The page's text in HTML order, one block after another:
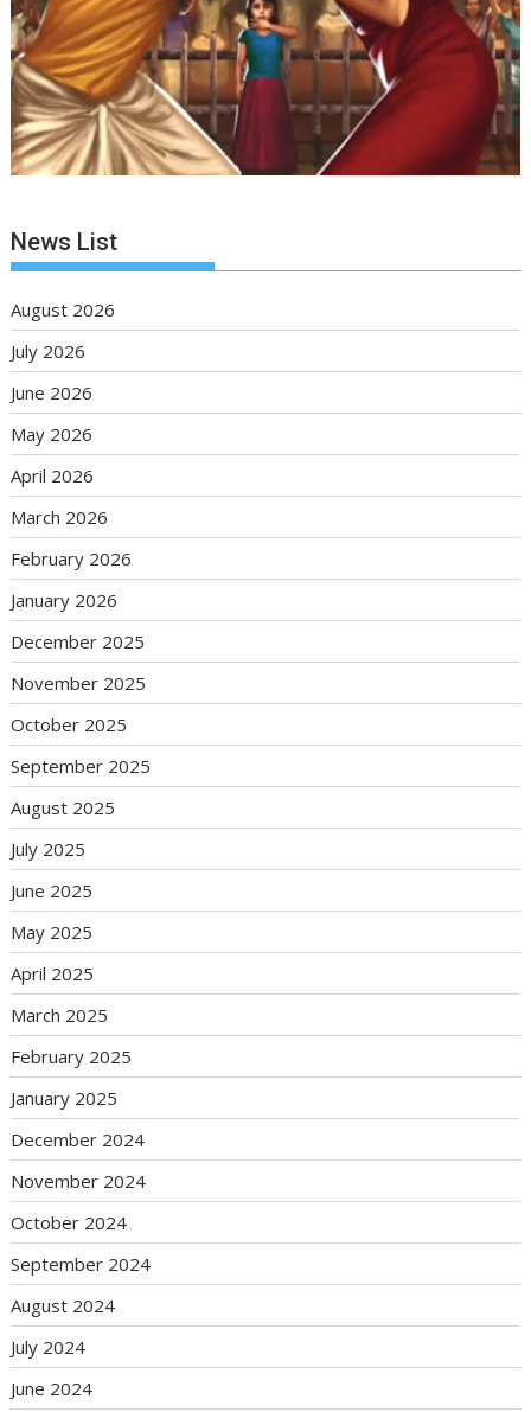
News List
August 2026
July 2026
June 2026
May 2026
April 2026
March 2026
February 2026
January 2026
December 2025
November 2025
October 2025
September 2025
August 2025
July 2025
June 2025
May 2025
April 2025
March 2025
February 2025
January 2025
December 2024
November 2024
October 2024
September 2024
August 2024
July 2024
June 2024